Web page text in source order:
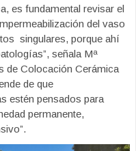
es fundamental revisar el
del vaso
singulares, porque ahí
señala Mª
de Colocación Cerámica
de que
estén pensados para
permanente,